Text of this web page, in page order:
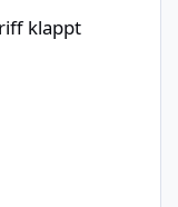
klappt